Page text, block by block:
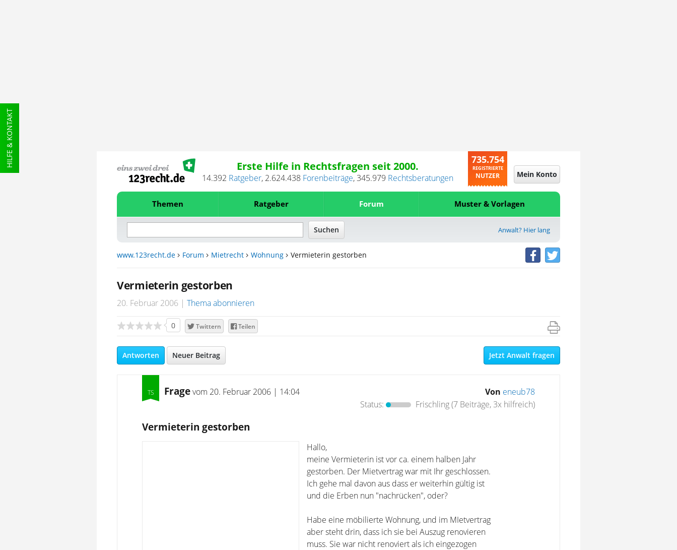
HILFE & KONTAKT Erste Hilfe in Rechtsfragen seit 2000.
14.392 Ratgeber, 2.624.438 Forenbeiträge,345.979 Rechtsberatungen
735.754
REGISTRIERTE
NUTZER Mein Konto
Themen Ratgeber Forum Muster & Vorlagen
Anwalt? Hier lang
www.123recht.de Forum Mietrecht Wohnung Vermieterin gestorben
Vermieterin gestorben
20. Februar 2006 Thema abonnieren
0 Twittern Teilen
Antworten Neuer Beitrag Jetzt Anwalt fragen
Fragevom 20. Februar 2006 | 14:04 Von eneub78
Status:
Frischling(7 Beiträge, 3x hilfreich)
Vermieterin gestorben
Hallo,
meine Vermieterin ist vor ca. einem halben Jahr
gestorben. Der Mietvertrag war mit Ihr geschlossen.
Ich gehe mal davon aus dass er weiterhin gültig ist
und die Erben nun "nachrücken", oder?
Habe eine möbilierte Wohnung, und im MIetvertrag
aber steht drin, dass ich sie bei Auszug renovieren
muss. Sie war nicht renoviert als ich eingezogen